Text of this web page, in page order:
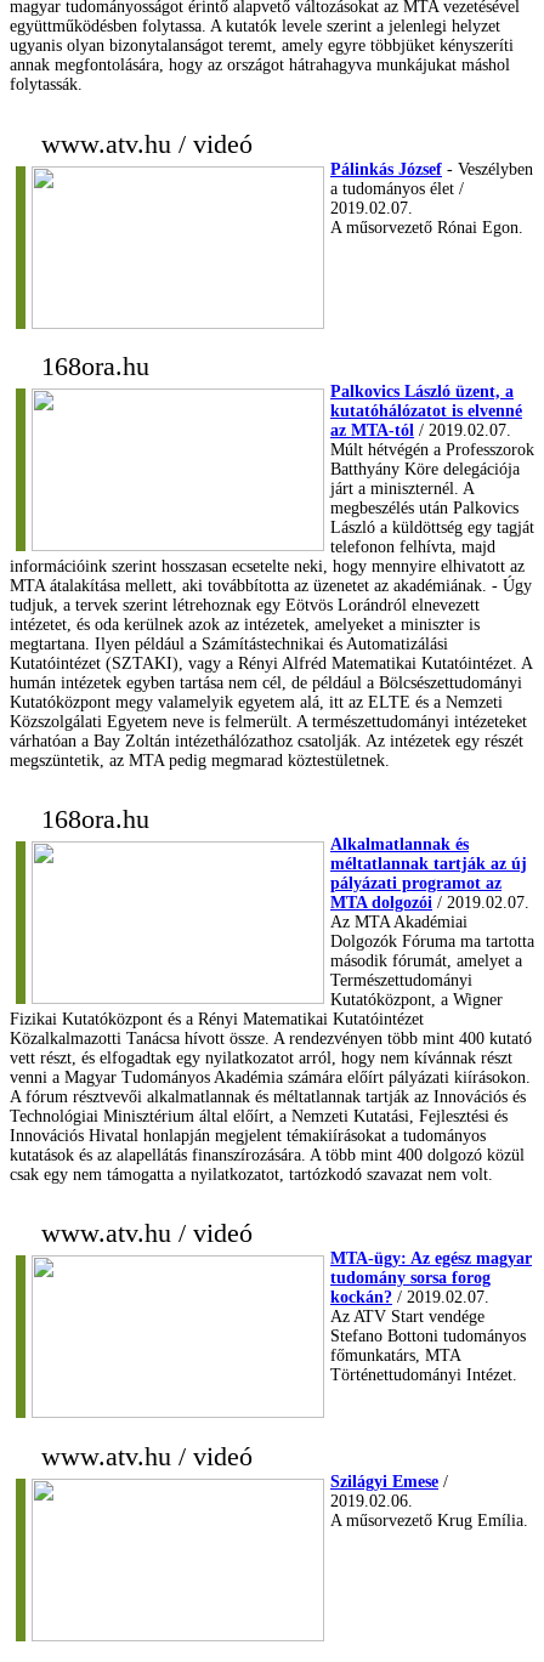
magyar tudományosságot érintő alapvető változásokat az MTA vezetésével
együttműködésben folytassa. A kutatók levele szerint a jelenlegi helyzet
ugyanis olyan bizonytalanságot teremt, amely egyre többjüket kényszeríti
annak megfontolására, hogy az országot hátrahagyva munkájukat máshol
folytassák.
www.atv.hu / videó
Pálinkás József - Veszélyben
a tudományos élet /
2019.02.07.
A műsorvezető Rónai Egon.
168ora.hu
Palkovics László üzent, a
kutatóhálózatot is elvenné
az MTA-tól / 2019.02.07.
Múlt hétvégén a Professzorok
Batthyány Köre delegációja
járt a miniszternél. A
megbeszélés után Palkovics
László a küldöttség egy tagját
telefonon felhívta, majd
információink szerint hosszasan ecsetelte neki, hogy mennyire elhivatott az
MTA átalakítása mellett, aki továbbította az üzenetet az akadémiának. - Úgy
tudjuk, a tervek szerint létrehoznak egy Eötvös Lorándról elnevezett
intézetet, és oda kerülnek azok az intézetek, amelyeket a miniszter is
megtartana. Ilyen például a Számítástechnikai és Automatizálási
Kutatóintézet (SZTAKI), vagy a Rényi Alfréd Matematikai Kutatóintézet. A
humán intézetek egyben tartása nem cél, de például a Bölcsészettudományi
Kutatóközpont megy valamelyik egyetem alá, itt az ELTE és a Nemzeti
Közszolgálati Egyetem neve is felmerült. A természettudományi intézeteket
várhatóan a Bay Zoltán intézethálózathoz csatolják. Az intézetek egy részét
megszüntetik, az MTA pedig megmarad köztestületnek.
168ora.hu
Alkalmatlannak és
méltatlannak tartják az új
pályázati programot az
MTA dolgozói / 2019.02.07.
Az MTA Akadémiai
Dolgozók Fóruma ma tartotta
második fórumát, amelyet a
Természettudományi
Kutatóközpont, a Wigner
Fizikai Kutatóközpont és a Rényi Matematikai Kutatóintézet
Közalkalmazotti Tanácsa hívott össze. A rendezvényen több mint 400 kutató
vett részt, és elfogadtak egy nyilatkozatot arról, hogy nem kívánnak részt
venni a Magyar Tudományos Akadémia számára előírt pályázati kiírásokon.
A fórum résztvevői alkalmatlannak és méltatlannak tartják az Innovációs és
Technológiai Minisztérium által előírt, a Nemzeti Kutatási, Fejlesztési és
Innovációs Hivatal honlapján megjelent témakiírásokat a tudományos
kutatások és az alapellátás finanszírozására. A több mint 400 dolgozó közül
csak egy nem támogatta a nyilatkozatot, tartózkodó szavazat nem volt.
www.atv.hu / videó
MTA-ügy: Az egész magyar
tudomány sorsa forog
kockán? / 2019.02.07.
Az ATV Start vendége
Stefano Bottoni tudományos
főmunkatárs, MTA
Történettudományi Intézet.
www.atv.hu / videó
Szilágyi Emese /
2019.02.06.
A műsorvezető Krug Emília.